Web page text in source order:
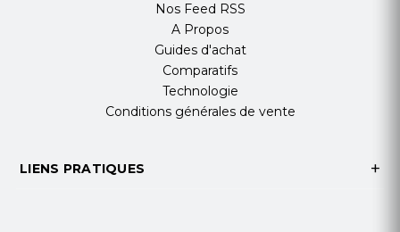
Nos Feed RSS
A Propos
Guides d'achat
Comparatifs
Technologie
Conditions générales de vente
LIENS PRATIQUES